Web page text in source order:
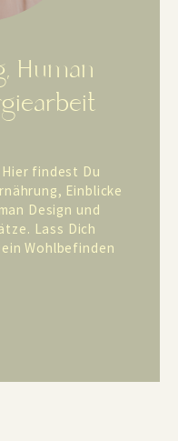
Human
findest Du
Einblicke
Design und
Lass Dich
Wohlbefinden